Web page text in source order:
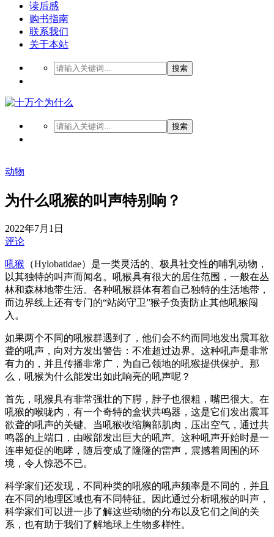
读后感
购书指南
联系我们
关于本站
搜索
搜索
动物
为什么吼猴的叫声特别响？
2022年7月1日
评论
吼猴 （Hylobatidae）是一类灵活的、极具社交性的哺乳动物，
以其独特的叫声而闻名。吼猴具有很大的居住范围，一般在丛
林和森林地带生活。各种吼猴群体有着自己独特的生活地带，
而边界线上还有专门的“站岗守卫”猴子负责防止其他吼猴闯
入。
如果两个不同的吼猴群遇到了，他们会不约而同地发出震耳欲
聋的吼声，向对方发出警告：不准超过边界。这种吼声是非常
有力的，并且传播非常广，为自己领地的吼猴提供保护。那
么，吼猴为什么能发出如此响亮的吼声呢？
首先，吼猴具有非常强壮的下腭，脖子也很粗，嘴巴很大。在
吼猴的喉咙内，有一个奇特的盒状共鸣器，这是它们发出震耳
欲聋的吼声的关键。当吼猴收缩胸部肌肉，压出空气，通过共
鸣器的上端口，由喉部发出巨大的吼声。这种吼声开始时是一
连串短促的咆哮，随后变成了隆隆的雷声，震撼着周围的环
境，令人惊恐不已。
科学家们还发现，不同种类的吼猴的吼声频率是不同的，并且
在不同的地理区域也有不同特征。因此通过分析吼猴的叫声，
科学家们可以进一步了解这些动物的分布以及它们之间的关
系，也有助于我们了解地球上生物多样性。